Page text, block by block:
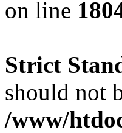
on line
Strict
should not
/www/